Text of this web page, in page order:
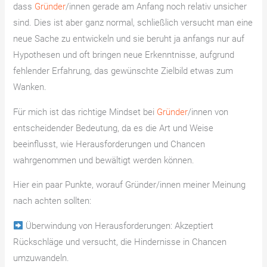
dass Gründer/innen gerade am Anfang noch relativ unsicher
sind. Dies ist aber ganz normal, schließlich versucht man eine
neue Sache zu entwickeln und sie beruht ja anfangs nur auf
Hypothesen und oft bringen neue Erkenntnisse, aufgrund
fehlender Erfahrung, das gewünschte Zielbild etwas zum
Wanken.
Für mich ist das richtige Mindset bei Gründer/innen von
entscheidender Bedeutung, da es die Art und Weise
beeinflusst, wie Herausforderungen und Chancen
wahrgenommen und bewältigt werden können.
Hier ein paar Punkte, worauf Gründer/innen meiner Meinung
nach achten sollten:
Überwindung von Herausforderungen: Akzeptiert
Rückschläge und versucht, die Hindernisse in Chancen
umzuwandeln.